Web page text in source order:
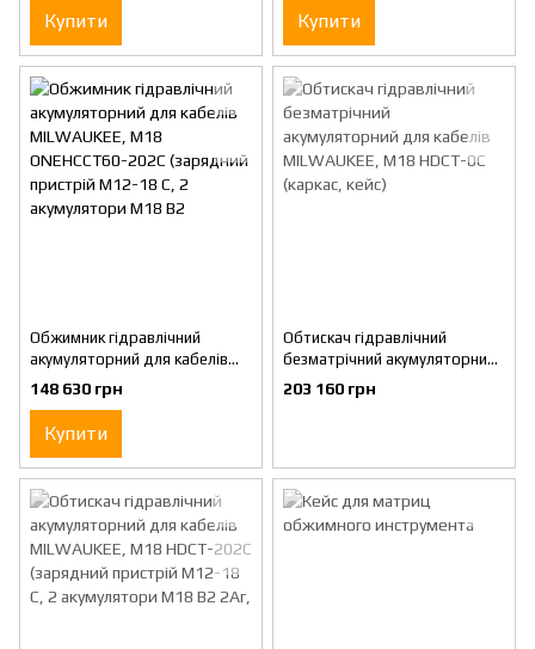
Купити Купити
Обжимник гідравлічний
акумуляторний для кабелів
MILWAUKEE, M18 ONEHCCT60-
202C (зарядний пристрій
М12-18 С, 2 акумулятори М18
В2
148 630 грн
Купити
Обтискач гідравлічний
безматрічний акумуляторний
для кабелів MILWAUKEE, M18
HDCT-0C (каркас, кейс)
203 160 грн